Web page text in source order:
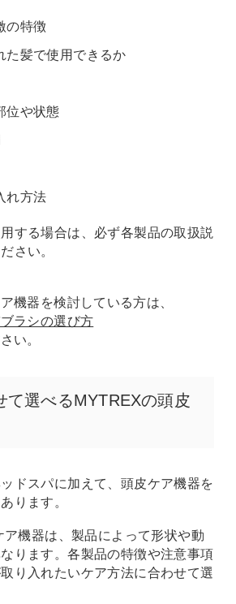
の特徴
た髪で使用できるか
位や状態
れ方法
する場合は、必ず各製品の取扱説
さい。
機器を検討している方は、
ラシの選び方
い。
て選べるMYTREXの頭皮
ドスパに加えて、頭皮ケア機器を
ります。
機器は、製品によって形状や動
ります。各製品の特徴や注意事項
り入れたいケア方法に合わせて選